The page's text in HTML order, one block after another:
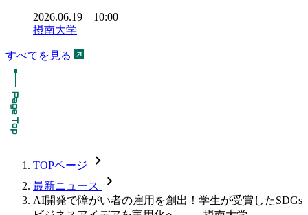
2026.06.19 10:00
摂南大学
すべてを見る
TOPページ chevron_forward
最新ニュース chevron_forward
AI開発で障がい者の雇用を創出！学生が受賞したSDGs